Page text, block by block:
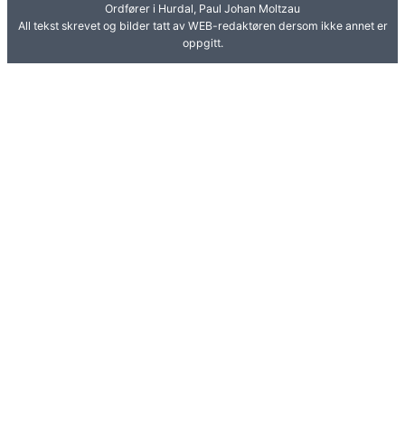
Ordfører i Hurdal, Paul Johan Moltzau
All tekst skrevet og bilder tatt av WEB-redaktøren dersom ikke annet er
oppgitt.